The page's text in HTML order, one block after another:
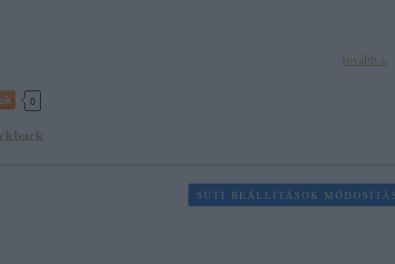
tovább »
0
SÜTI BEÁLLÍTÁSOK